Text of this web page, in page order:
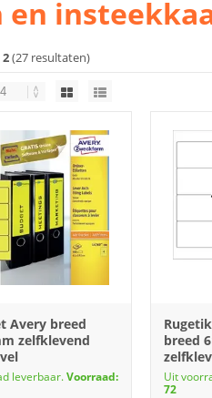
2(27 resultaten)
Avery breed
zelfklevend
leverbaar.Voorraad:
breed
Uit
72